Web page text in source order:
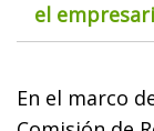
el
En el marco